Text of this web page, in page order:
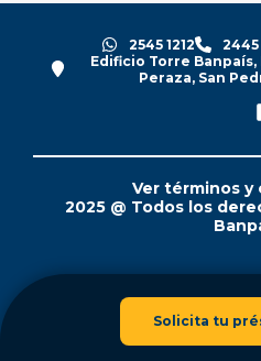
Solicita tu
2545 1212 2445
Edificio Torre
Peraza, San
Ver términos y
2025 @ Todos los